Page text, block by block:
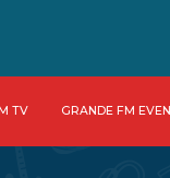
TV GRANDE FM